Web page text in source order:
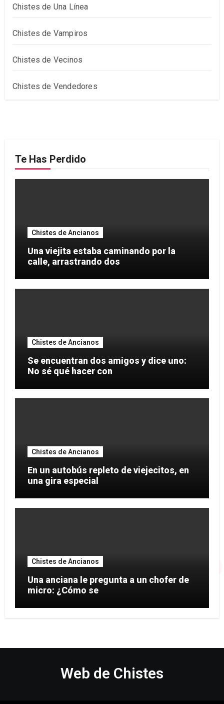
Chistes de Una Línea
Chistes de Vampiros
Chistes de Vecinos
Chistes de Vendedores
Te Has Perdido
Chistes de Ancianos
Una viejita estaba caminando por la
calle, arrastrando dos
Chistes de Ancianos
Se encuentran dos amigos y dice uno:
No sé qué hacer con
Chistes de Ancianos
En un autobús repleto de viejecitos, en
una gira especial
Chistes de Ancianos
Una anciana le pregunta a un chofer de
micro: ¿Cómo se
Web de Chistes